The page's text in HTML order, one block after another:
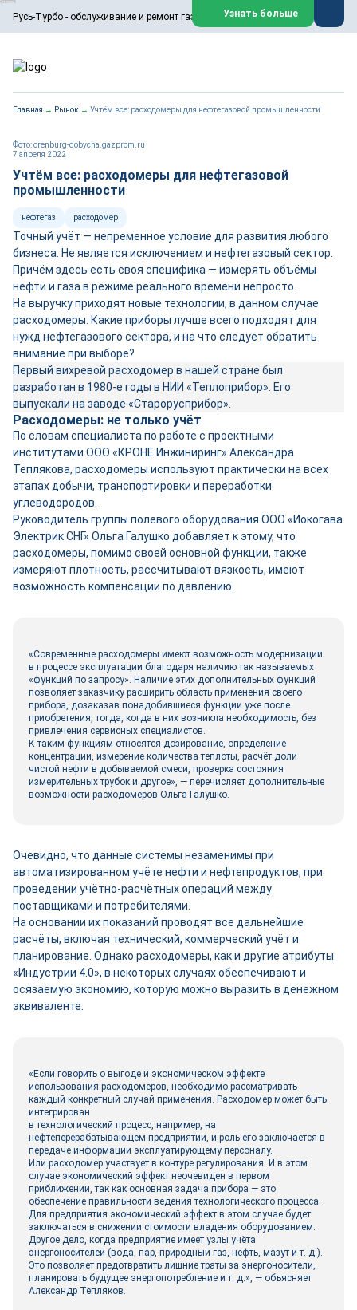
Русь-Турбо - обслуживание и ремонт газовых паровых турбин
ООО «Русь-Турбо» занимается сервисом газовых и паровых
турбин, комплексным ремонтом, восстановлением,
техническим обслуживанием оборудования ТЭС,
работают на нефтегазовых, нефтехимических,
металлургических и других предприятиях.
Реклама. ООО «Русь-Турбо», ИНН 7802588950
Перейти на сайт
Узнать больше
Главная → Рынок → Учтём все: расходомеры для нефтегазовой промышленности
7 апреля 2022
Фото: orenburg-dobycha.gazprom.ru
Учтём все: расходомеры для нефтегазовой
промышленности
нефтегаз расходомер
Точный учёт — непременное условие для развития любого
бизнеса. Не является исключением и нефтегазовый сектор.
Причём здесь есть своя специфика — измерять объёмы
нефти и газа в режиме реального времени непросто.
На выручку приходят новые технологии, в данном случае
расходомеры. Какие приборы лучше всего подходят для
нужд нефтегазового сектора, и на что следует обратить
внимание при выборе?
Первый вихревой расходомер в нашей стране был
разработан в 1980-е годы в НИИ «Теплоприбор». Его
выпускали на заводе «Старорусприбор».
Расходомеры: не только учёт
По словам специалиста по работе с проектными
институтами ООО «КРОНЕ Инжиниринг» Александра
Теплякова, расходомеры используют практически на всех
этапах добычи, транспортировки и переработки
углеводородов.
Руководитель группы полевого оборудования ООО «Иокогава
Электрик СНГ» Ольга Галушко добавляет к этому, что
расходомеры, помимо своей основной функции, также
измеряют плотность, рассчитывают вязкость, имеют
возможность компенсации по давлению.
«Современные расходомеры имеют возможность модернизации
в процессе эксплуатации благодаря наличию так называемых
«функций по запросу». Наличие этих дополнительных функций
позволяет заказчику расширить область применения своего
прибора, дозаказав понадобившиеся функции уже после
приобретения, тогда, когда в них возникла необходимость, без
привлечения сервисных специалистов.
К таким функциям относятся дозирование, определение
концентрации, измерение количества теплоты, расчёт доли
чистой нефти в добываемой смеси, проверка состояния
измерительных трубок и другое», — перечисляет дополнительные
возможности расходомеров Ольга Галушко.
Очевидно, что данные системы незаменимы при
автоматизированном учёте нефти и нефтепродуктов, при
проведении учётно-расчётных операций между
поставщиками и потребителями.
На основании их показаний проводят все дальнейшие
расчёты, включая технический, коммерческий учёт и
планирование. Однако расходомеры, как и другие атрибуты
«Индустрии 4.0», в некоторых случаях обеспечивают и
осязаемую экономию, которую можно выразить в денежном
эквиваленте.
«Если говорить о выгоде и экономическом эффекте
использования расходомеров, необходимо рассматривать
каждый конкретный случай применения. Расходомер может быть
интегрирован
в технологический процесс, например, на
нефтеперерабатывающем предприятии, и роль его заключается в
передаче информации эксплуатирующему персоналу.
Или расходомер участвует в контуре регулирования. И в этом
случае экономический эффект неочевиден в первом
приближении, так как основная задача прибора — это
обеспечение правильности ведения технологического процесса.
Для предприятия экономический эффект в этом случае будет
заключаться в снижении стоимости владения оборудованием.
Другое дело, когда предприятие имеет узлы учёта
энергоносителей (вода, пар, природный газ, нефть, мазут и т. д.).
Это позволяет предотвратить лишние траты за энергоносители,
планировать будущее энергопотребление и т. д.», — объясняет
Александр Тепляков.